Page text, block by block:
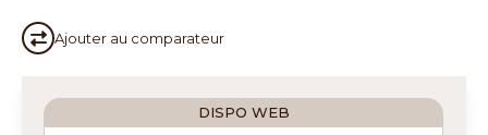
Ajouter au comparateur
DISPO WEB